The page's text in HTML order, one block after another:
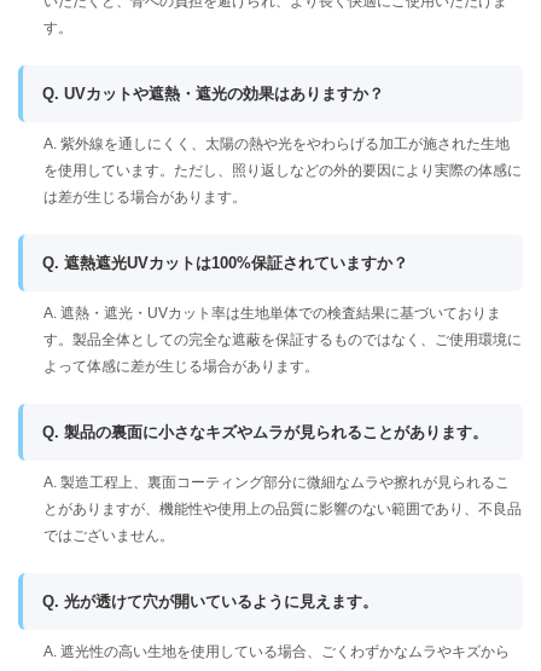
す。
Q. UVカットや遮熱・遮光の効果はありますか？
A. 紫外線を通しにくく、太陽の熱や光をやわらげる加工が施された生地
を使用しています。ただし、照り返しなどの外的要因により実際の体感に
は差が生じる場合があります。
Q. 遮熱遮光UVカットは100%保証されていますか？
A. 遮熱・遮光・UVカット率は生地単体での検査結果に基づいておりま
す。製品全体としての完全な遮蔽を保証するものではなく、ご使用環境に
よって体感に差が生じる場合があります。
Q. 製品の裏面に小さなキズやムラが見られることがあります。
A. 製造工程上、裏面コーティング部分に微細なムラや擦れが見られるこ
とがありますが、機能性や使用上の品質に影響のない範囲であり、不良品
ではございません。
Q. 光が透けて穴が開いているように見えます。
A. 遮光性の高い生地を使用している場合、ごくわずかなムラやキズから